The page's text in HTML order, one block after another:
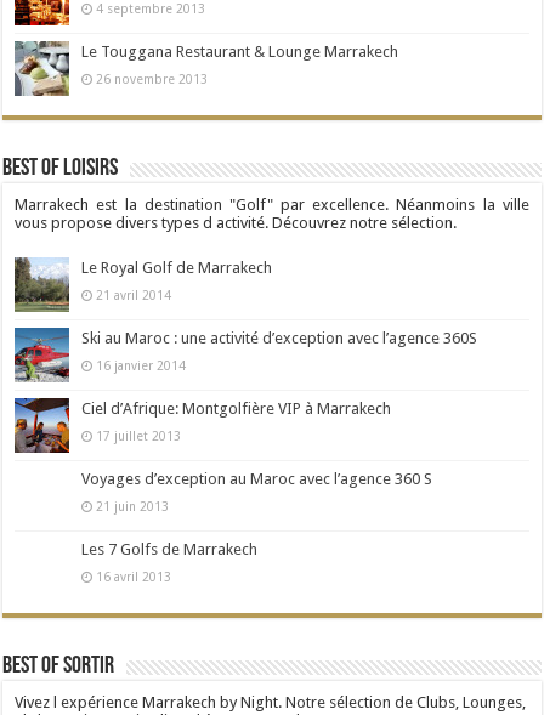
4 septembre 2013
Le Touggana Restaurant & Lounge Marrakech
26 novembre 2013
Best Of Loisirs
Marrakech est la destination "Golf" par excellence. Néanmoins la ville
vous propose divers types d activité. Découvrez notre sélection.
Le Royal Golf de Marrakech
21 avril 2014
Ski au Maroc : une activité d’exception avec l’agence 360S
16 janvier 2014
Ciel d’Afrique: Montgolfière VIP à Marrakech
17 juillet 2013
Voyages d’exception au Maroc avec l’agence 360 S
21 juin 2013
Les 7 Golfs de Marrakech
16 avril 2013
Best Of Sortir
Vivez l expérience Marrakech by Night. Notre sélection de Clubs, Lounges,